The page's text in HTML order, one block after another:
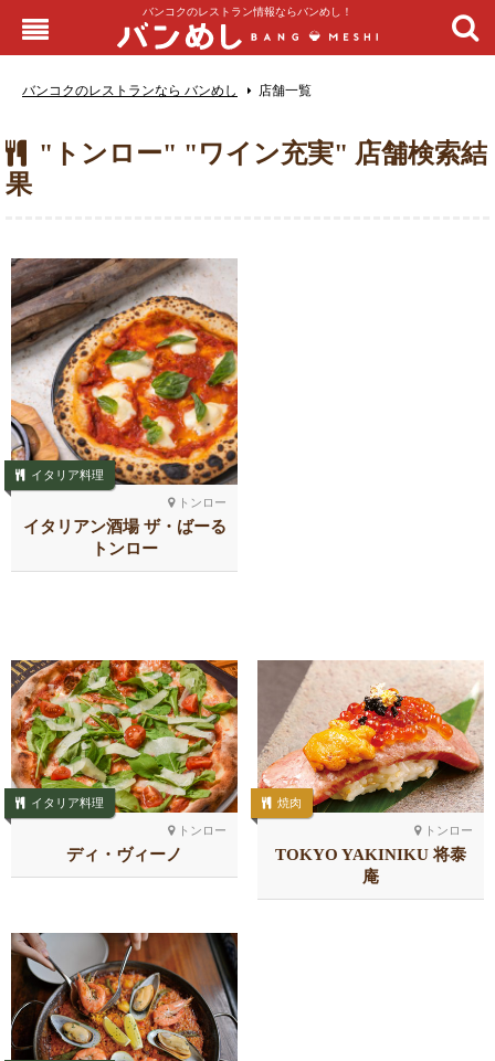
バンコクのレストラン情報ならバンめし！
バンコクのレストランなら バンめし 店舗一覧
"トンロー" "ワイン充実" 店舗検索結
果
トンロー
イタリア料理
イタリアン酒場 ザ・ばーる
トンロー
トンロー
イタリア料理
ディ・ヴィーノ
トンロー
焼肉
TOKYO YAKINIKU 将泰
庵